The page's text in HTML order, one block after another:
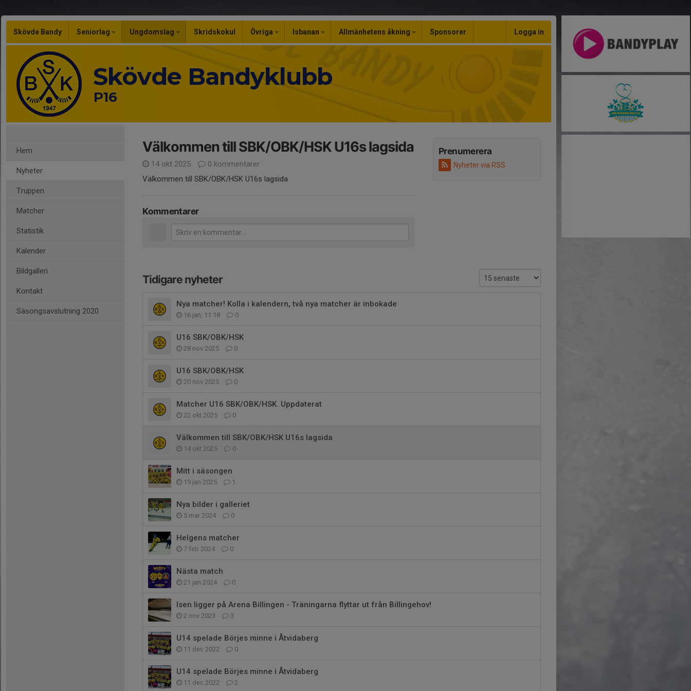
Skövde Bandy Seniorlag Ungdomslag Skridskokul Övriga Isbanan Allmänhetens åkning Sponsorer Logga in
Skövde Bandyklubb
P16
Hem
Nyheter
Truppen
Matcher
Statistik
Kalender
Bildgalleri
Kontakt
Säsongsavslutning 2020
Prenumerera
Nyheter via RSS
Välkommen till SBK/OBK/HSK U16s lagsida
14 okt 2025
0 kommentarer
Välkommen till SBK/OBK/HSK U16s lagsida
Kommentarer
Tidigare nyheter
Nya matcher! Kolla i kalendern, två nya matcher är inbokade
16 jan, 11:18 0
U16 SBK/OBK/HSK
28 nov 2025 0
U16 SBK/OBK/HSK
20 nov 2025 0
Matcher U16 SBK/OBK/HSK. Uppdaterat
22 okt 2025 0
Välkommen till SBK/OBK/HSK U16s lagsida
14 okt 2025 0
Mitt i säsongen
19 jan 2025 1
Nya bilder i galleriet
5 mar 2024 0
Helgens matcher
7 feb 2024 0
Nästa match
21 jan 2024 0
Isen ligger på Arena Billingen - Träningarna flyttar ut från Billingehov!
2 nov 2023 3
U14 spelade Börjes minne i Åtvidaberg
11 dec 2022 0
U14 spelade Börjes minne i Åtvidaberg
11 dec 2022 2